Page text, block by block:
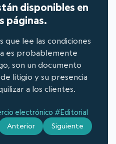
disponibles en
páginas.
que lee las condiciones
es probablemente
son un documento
litigio y su presencia
a los clientes.
electrónico #Editorial
Anterior Siguiente